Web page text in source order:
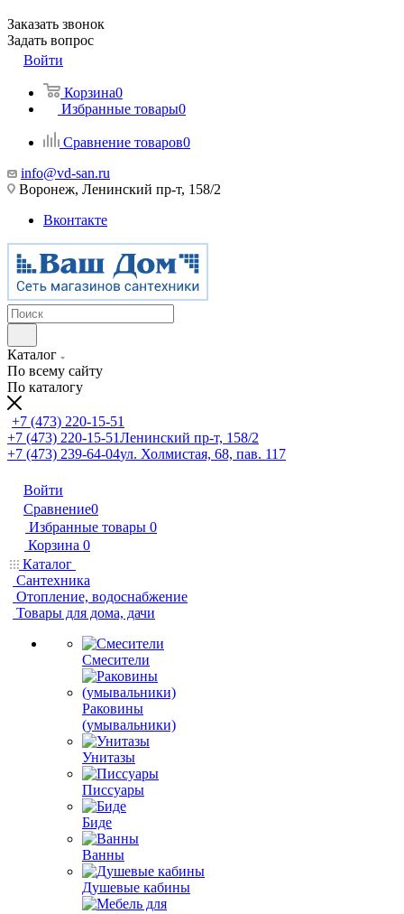
Заказать звонок
Задать вопрос
Войти
Корзина0
Избранные товары0
Сравнение товаров0
info@vd-san.ru
Воронеж, Ленинский пр-т, 158/2
Вконтакте
Каталог
По всему сайту
По каталогу
+7 (473) 220-15-51
+7 (473) 220-15-51Ленинский пр-т, 158/2
+7 (473) 239-64-04ул. Холмистая, 68, пав. 117
Войти
Сравнение0
Избранные товары 0
Корзина 0
Каталог
Сантехника
Отопление, водоснабжение
Товары для дома, дачи
Смесители
Раковины
(умывальники)
Унитазы
Писсуары
Биде
Ванны
Душевые кабины